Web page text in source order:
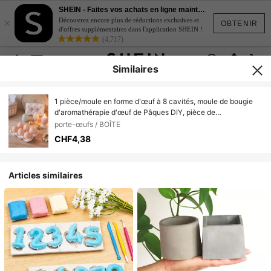
OBTENIR
×
SHEIN - Faites vos achats en ligne maintenant
Découvrez encore plus de réductions exclusives et
d'offres supplémentaires dans l'application SHEIN !
(4,717)
Similaires
1 pièce/moule en forme d'œuf à 8 cavités, moule de bougie
d'aromathérapie d'œuf de Pâques DIY, pièce de
décoration/cadeau de fête pour la maison, moule en résine
époxy pour artisanat, moule de moulage, moule de décoration
artistique en plâtre
porte-œufs / BOÎTE
CHF4,38
Articles similaires